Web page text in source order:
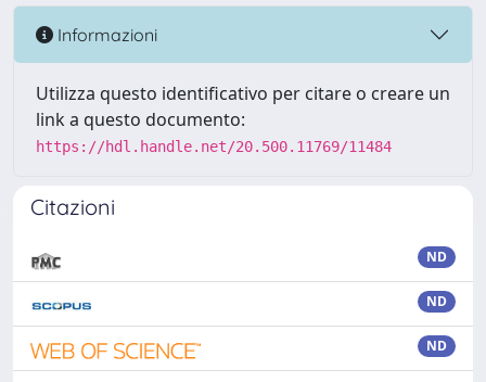
Informazioni
Utilizza questo identificativo per citare o creare un
link a questo documento:
https://hdl.handle.net/20.500.11769/11484
Citazioni
ND
ND
ND